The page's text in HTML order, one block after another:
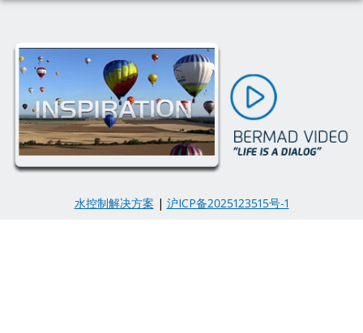
水控制解决方案 | 沪ICP备2025123515号-1